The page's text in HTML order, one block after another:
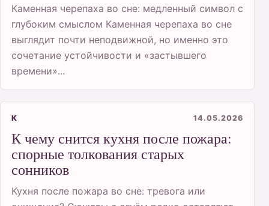
Каменная черепаха во сне: медленный символ с
глубоким смыслом Каменная черепаха во сне
выглядит почти неподвижной, но именно это
сочетание устойчивости и «застывшего
времени»...
К 14.05.2026
К чему снится кухня после пожара:
спорные толкования старых
сонников
Кухня после пожара во сне: тревога или